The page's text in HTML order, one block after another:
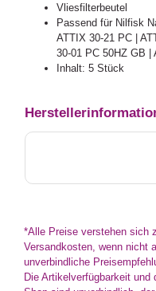
Vliesfilterbeutel
Passend für Nilfisk
ATTIX 30-21 PC |
30-01 PC 50HZ GB |
Inhalt: 5 Stück
*Alle Preise verstehen sich
Versandkosten, wenn nicht
unverbindliche
Die Artikelverfügbarkeit